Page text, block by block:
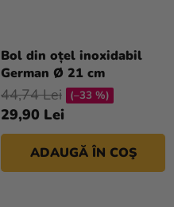
Bol din oțel inoxidabil
German Ø 21 cm
29,90 Lei
44,74 Lei (–33 %)
ADAUGĂ ÎN COŞ